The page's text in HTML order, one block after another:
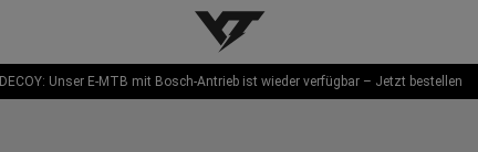
YT-Industries
DECOY: Unser E-MTB mit Bosch-Antrieb ist wieder verfügbar – Jetzt bestellen